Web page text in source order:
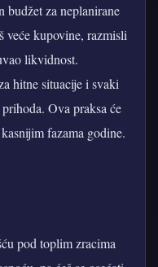
budžet za neplanirane
veće kupovine, razmisli
likvidnost.
hitne situacije i svaki
Ova praksa će
fazama godine.
pod toplim zracima